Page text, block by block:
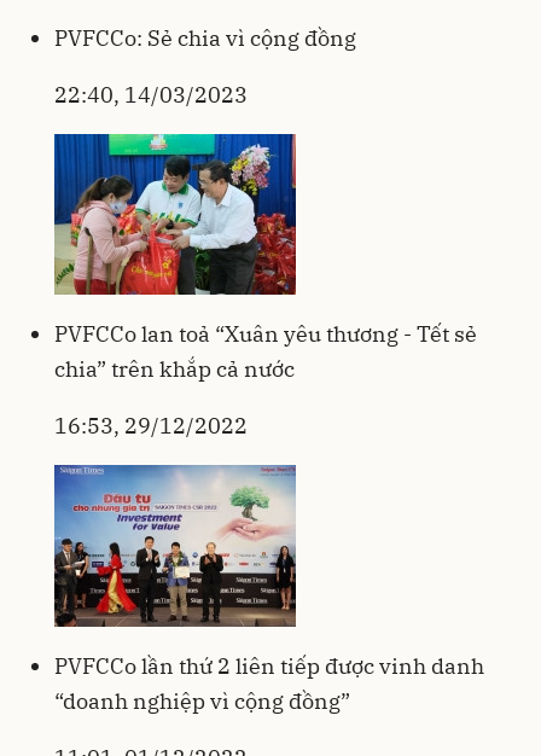
PVFCCo: Sẻ chia vì cộng đồng
22:40, 14/03/2023
PVFCCo lan toả “Xuân yêu thương - Tết sẻ
chia” trên khắp cả nước
16:53, 29/12/2022
PVFCCo lần thứ 2 liên tiếp được vinh danh
“doanh nghiệp vì cộng đồng”